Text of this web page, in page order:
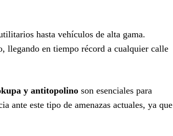
hasta vehículos de alta gama.
llegando en tiempo récord a cualquier calle
y antitopolino son esenciales para
ante este tipo de amenazas actuales, ya que